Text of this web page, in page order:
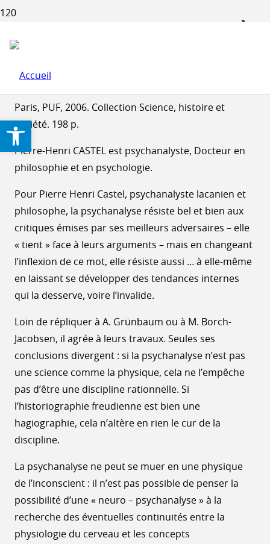
QUOI RÉSISTE LA
PSYCHANALYSE ? »
Paris, PUF, 2006. Collection Science, histoire et
société. 198 p.
Pierre-Henri CASTEL est psychanalyste, Docteur en
philosophie et en psychologie.
Pour Pierre Henri Castel, psychanalyste lacanien et
philosophe, la psychanalyse résiste bel et bien aux
critiques émises par ses meilleurs adversaires – elle
« tient » face à leurs arguments – mais en changeant
l’inflexion de ce mot, elle résiste aussi … à elle-même
en laissant se développer des tendances internes
qui la desserve, voire l’invalide.
Loin de répliquer à A. Grünbaum ou à M. Borch-
Jacobsen, il agrée à leurs travaux. Seules ses
conclusions divergent : si la psychanalyse n’est pas
une science comme la physique, cela ne l’empêche
pas d’être une discipline rationnelle. Si
l’historiographie freudienne est bien une
hagiographie, cela n’altère en rien le cur de la
discipline.
La psychanalyse ne peut se muer en une physique
de l’inconscient : il n’est pas possible de penser la
possibilité d’une « neuro – psychanalyse » à la
recherche des éventuelles continuités entre la
physiologie du cerveau et les concepts
Ouvrir la barre d’outils